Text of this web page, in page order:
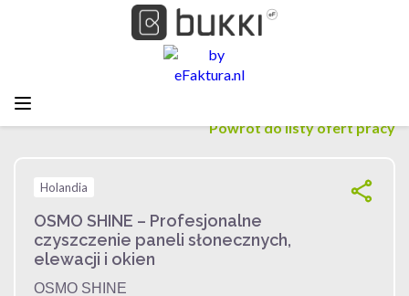
Powrót do listy ofert pracy
Holandia
OSMO SHINE – Profesjonalne
czyszczenie paneli słonecznych,
elewacji i okien
OSMO SHINE